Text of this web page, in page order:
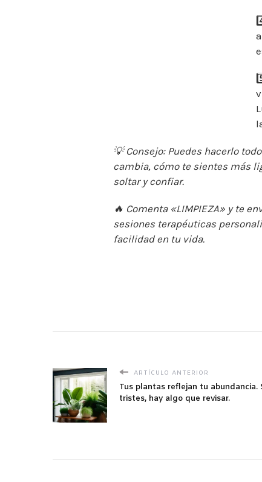
💡Consejo: Puedes hacerlo
cambia, cómo te sientes más
soltar y confiar.
🔥 Comenta «LIMPIEZA» y te
sesiones terapéuticas
facilidad en tu vida.
ARTÍCULO ANTERIOR
Tus plantas reflejan tu abundancia.
tristes, hay algo que revisar.